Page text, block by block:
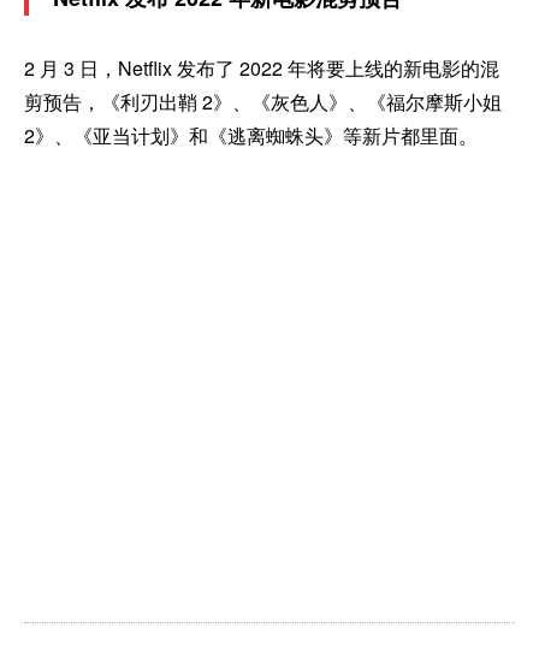
2 月 3 日，Netflix 发布了 2022 年将要上线的新电影的混
剪预告，《利刃出鞘 2》、《灰色人》、《福尔摩斯小姐
2》、《亚当计划》和《逃离蜘蛛头》等新片都里面。